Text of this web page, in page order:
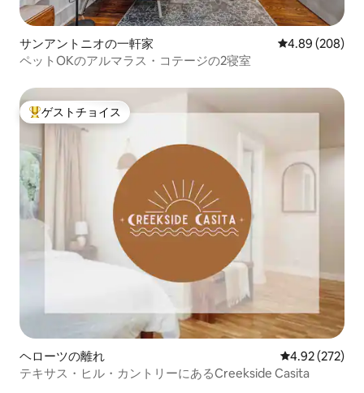
サンアントニオの一軒家 レビュー208
4.89 (208)
ペットOKのアルマラス・コテージの2寝室
大好評のゲストチョイスです。
ゲストチョイス
ヘローツの離れ レビュー272
4.92 (272)
テキサス・ヒル・カントリーにあるCreekside Casita